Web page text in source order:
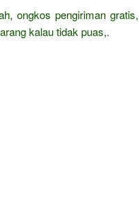
ongkos pengiriman gratis,
kalau tidak puas,.